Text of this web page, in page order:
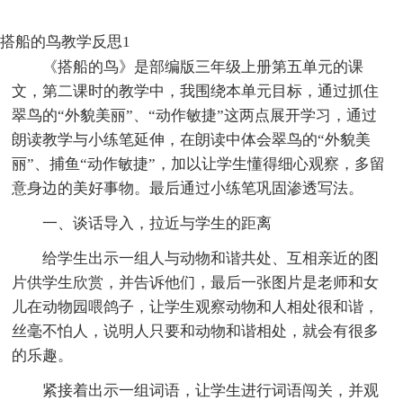
搭船的鸟教学反思1
《搭船的鸟》是部编版三年级上册第五单元的课
文，第二课时的教学中，我围绕本单元目标，通过抓住
翠鸟的“外貌美丽”、“动作敏捷”这两点展开学习，通过
朗读教学与小练笔延伸，在朗读中体会翠鸟的“外貌美
丽”、捕鱼“动作敏捷”，加以让学生懂得细心观察，多留
意身边的美好事物。最后通过小练笔巩固渗透写法。
一、谈话导入，拉近与学生的距离
给学生出示一组人与动物和谐共处、互相亲近的图
片供学生欣赏，并告诉他们，最后一张图片是老师和女
儿在动物园喂鸽子，让学生观察动物和人相处很和谐，
丝毫不怕人，说明人只要和动物和谐相处，就会有很多
的乐趣。
紧接着出示一组词语，让学生进行词语闯关，并观